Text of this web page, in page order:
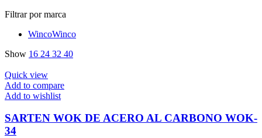
Filtrar por marca
WincoWinco
Show 16 24 32 40
Quick view
Add to compare
Add to wishlist
SARTEN WOK DE ACERO AL CARBONO WOK-
34